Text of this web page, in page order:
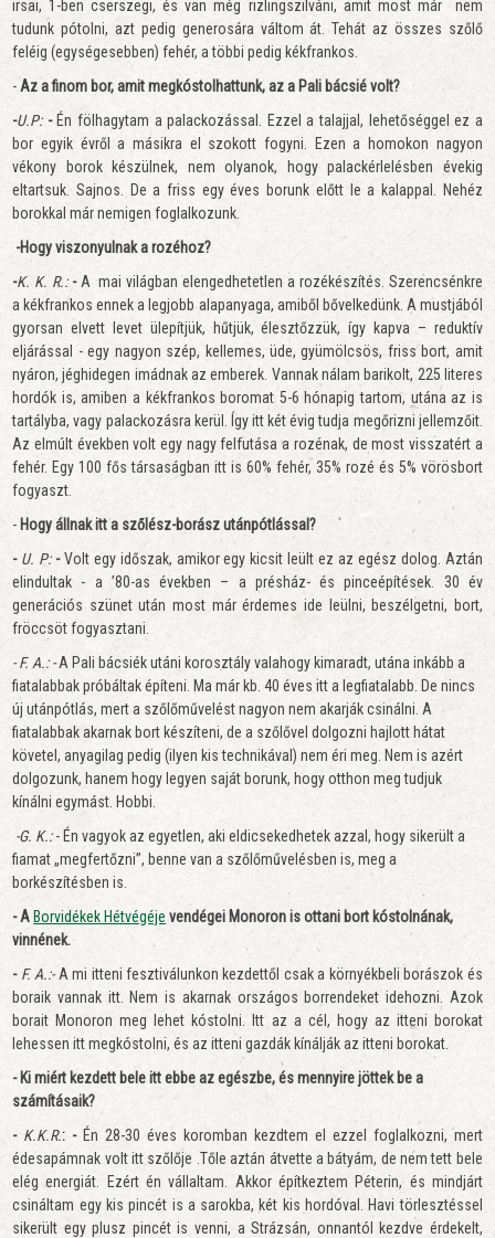
irsai, 1-ben cserszegi, és van még rizlingszilváni, amit most már nem
tudunk pótolni, azt pedig generosára váltom át. Tehát az összes szőlő
feléig (egységesebben) fehér, a többi pedig kékfrankos.
- Az a finom bor, amit megkóstolhattunk, az a Pali bácsié volt?
-U.P:- Én fölhagytam a palackozással. Ezzel a talajjal, lehetőséggel ez a
bor egyik évről a másikra el szokott fogyni. Ezen a homokon nagyon
vékony borok készülnek, nem olyanok, hogy palackérlelésben évekig
eltartsuk. Sajnos. De a friss egy éves borunk előtt le a kalappal. Nehéz
borokkal már nemigen foglalkozunk.
-Hogy viszonyulnak a rozéhoz?
-K. K. R.: -A mai világban elengedhetetlen a rozékészítés. Szerencsénkre
a kékfrankos ennek a legjobb alapanyaga, amiből bővelkedünk. A mustjából
gyorsan elvett levet ülepítjük, hűtjük, élesztőzzük, így kapva – reduktív
eljárással - egy nagyon szép, kellemes, üde, gyümölcsös, friss bort, amit
nyáron, jéghidegen imádnak az emberek. Vannak nálam barikolt, 225 literes
hordók is, amiben a kékfrankos boromat 5-6 hónapig tartom, utána az is
tartályba, vagy palackozásra kerül. Így itt két évig tudja megőrizni jellemzőit.
Az elmúlt években volt egy nagy felfutása a rozénak, de most visszatért a
fehér. Egy 100 fős társaságban itt is 60% fehér, 35% rozé és 5% vörösbort
fogyaszt.
- Hogy állnak itt a szőlész-borász utánpótlással?
- U. P: -Volt egy időszak, amikor egy kicsit leült ez az egész dolog. Aztán
elindultak - a ’80-as években – a présház- és pinceépítések. 30 év
generációs szünet után most már érdemes ide leülni, beszélgetni, bort,
fröccsöt fogyasztani.
- F. A.: -A Pali bácsiék utáni korosztály valahogy kimaradt, utána inkább a
fiatalabbak próbáltak építeni. Ma már kb. 40 éves itt a legfiatalabb. De nincs
új utánpótlás, mert a szőlőművelést nagyon nem akarják csinálni. A
fiatalabbak akarnak bort készíteni, de a szőlővel dolgozni hajlott hátat
követel, anyagilag pedig (ilyen kis technikával) nem éri meg. Nem is azért
dolgozunk, hanem hogy legyen saját borunk, hogy otthon meg tudjuk
kínálni egymást. Hobbi.
-G. K.:- Én vagyok az egyetlen, aki eldicsekedhetek azzal, hogy sikerült a
fiamat „megfertőzni”, benne van a szőlőművelésben is, meg a
borkészítésben is.
- A Borvidékek Hétvégéje vendégei Monoron is ottani bort kóstolnának,
vinnének.
-F. A.:-A mi itteni fesztiválunkon kezdettől csak a környékbeli borászok és
boraik vannak itt. Nem is akarnak országos borrendeket idehozni. Azok
borait Monoron meg lehet kóstolni. Itt az a cél, hogy az itteni borokat
lehessen itt megkóstolni, és az itteni gazdák kínálják az itteni borokat.
- Ki miért kezdett bele itt ebbe az egészbe, és mennyire jöttek be a
számításaik?
-K.K.R.: - Én 28-30 éves koromban kezdtem el ezzel foglalkozni, mert
édesapámnak volt itt szőlője .Tőle aztán átvette a bátyám, de nem tett bele
elég energiát. Ezért én vállaltam. Akkor építkeztem Péterin, és mindjárt
csináltam egy kis pincét is a sarokba, két kis hordóval. Havi törlesztéssel
sikerült egy plusz pincét is venni, a Strázsán, onnantól kezdve érdekelt,